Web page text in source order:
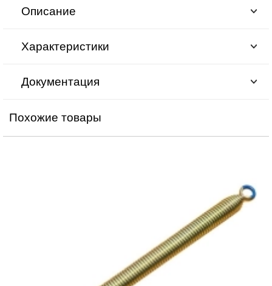
Описание
Характеристики
Документация
Похожие товары